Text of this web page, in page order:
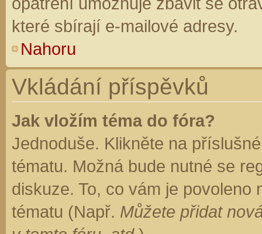
které sbírají e-mailové adresy.
Nahoru
Vkládání příspěvků
Jak vložím téma do fóra?
Jednoduše. Klikněte na
tématu. Možná bude nutné se
diskuze. To, co vám je
tématu (Např. Můžete přidat